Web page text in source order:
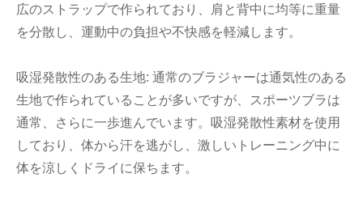
広のストラップで作られており、肩と背中に均等に重量
を分散し、運動中の負担や不快感を軽減します。
吸湿発散性のある生地: 通常のブラジャーは通気性のある
生地で作られていることが多いですが、スポーツブラは
通常、さらに一歩進んでいます。吸湿発散性素材を使用
しており、体から汗を逃がし、激しいトレーニング中に
体を涼しくドライに保ちます。